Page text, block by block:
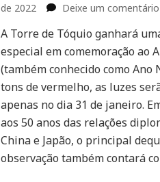
de 2022
Deixe um comentário
A Torre de Tóquio ganhará
especial em comemoração ao
(também conhecido como Ano
tons de vermelho, as luzes
apenas no dia 31 de janeiro.
aos 50 anos das relações
China e Japão, o principal
observação também contará